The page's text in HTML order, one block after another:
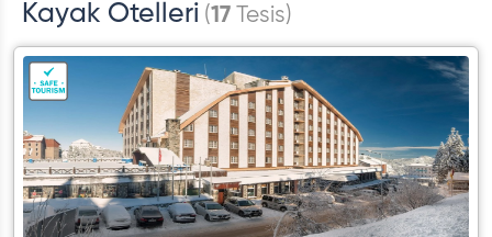
Kayak Otelleri (17 Tesis)